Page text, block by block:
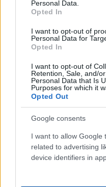
Personal Data.
Opted In
I want to opt-out of
Personal Data for
Opted In
I want to opt-out of
Retention, Sale, and/
Personal Data that Is
Purposes for which it
Opted Out
Google consents
I want to allow Google
related to advertising
device identifiers in
FLASH FOCUS